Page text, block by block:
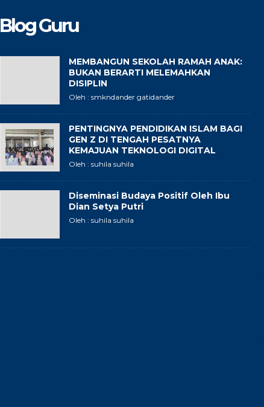
Blog Guru
MEMBANGUN SEKOLAH RAMAH ANAK:
BUKAN BERARTI MELEMAHKAN
DISIPLIN
Oleh : smkndander gatidander
PENTINGNYA PENDIDIKAN ISLAM BAGI
GEN Z DI TENGAH PESATNYA
KEMAJUAN TEKNOLOGI DIGITAL
Oleh : suhila suhila
Diseminasi Budaya Positif Oleh Ibu
Dian Setya Putri
Oleh : suhila suhila